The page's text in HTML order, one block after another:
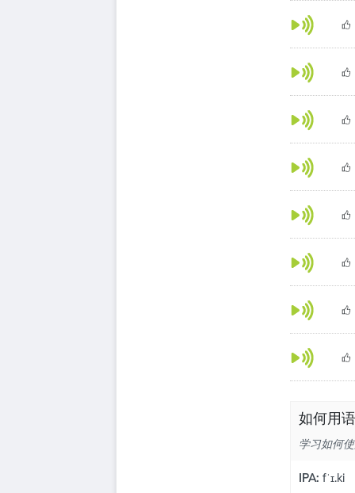
如何用
学习如何
IPA: fˈɪ.ki